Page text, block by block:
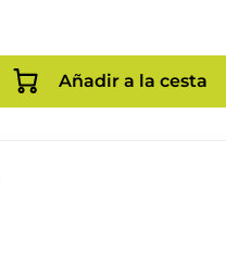
Añadir a la cesta